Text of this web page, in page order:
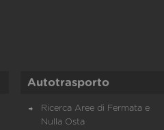
Autotrasporto
Ricerca Aree di Fermata e
Nulla Osta